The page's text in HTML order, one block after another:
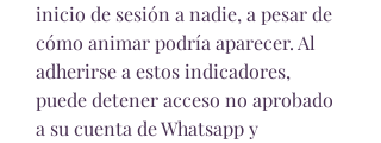
inicio de sesión a nadie, a pesar de
cómo animar podría aparecer. Al
adherirse a estos indicadores,
puede detener acceso no aprobado
a su cuenta de Whatsapp y